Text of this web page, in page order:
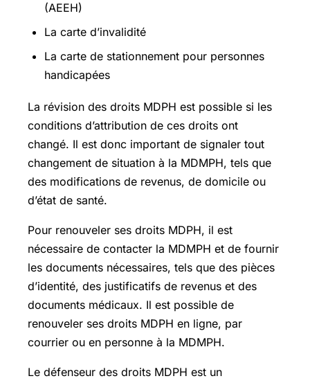
(AEEH)
La carte d’invalidité
La carte de stationnement pour personnes
handicapées
La révision des droits MDPH est possible si les
conditions d’attribution de ces droits ont
changé. Il est donc important de signaler tout
changement de situation à la MDMPH, tels que
des modifications de revenus, de domicile ou
d’état de santé.
Pour renouveler ses droits MDPH, il est
nécessaire de contacter la MDMPH et de fournir
les documents nécessaires, tels que des pièces
d’identité, des justificatifs de revenus et des
documents médicaux. Il est possible de
renouveler ses droits MDPH en ligne, par
courrier ou en personne à la MDMPH.
Le défenseur des droits MDPH est un